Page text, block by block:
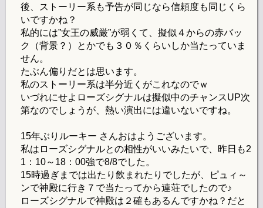
後、ストーリー系も予告が同じなら信頼度も同じくら
いですかね？
私的には”女王の威厳”が弱くて、擬似４からの赤バッ
ク（背景？）とかでも３０％くらいしか当たっていま
せん。
たぶん偏りだとは思います。
私のストーリー系は半分近くがこれなのでｗ
いづれにせよローズシグナルは擬似中のチャンスUP次
第なのでしょうが、熱い演出には違いないですね。
15年ぶりルーキー さんおはようございます。
私はローズシグナルとの相性がいいみたいで、昨日も2
1：10～18：00強で8/8でした。
15時過ぎまでは出たり飲まれたりでしたが、ピュィ～
ンで神殿に行き７で当たってから連荘でしたので♪
ローズシグナルで神殿は２確もあるんですかね？だと